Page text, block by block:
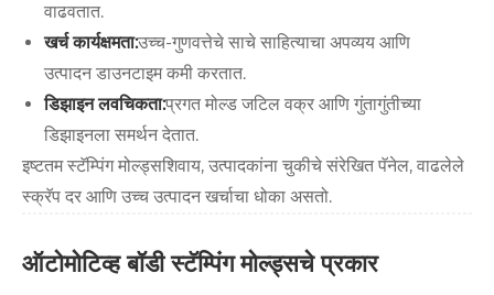
वाढवतात.
खर्च कार्यक्षमता:उच्च-गुणवत्तेचे साचे साहित्याचा अपव्यय आणि
उत्पादन डाउनटाइम कमी करतात.
डिझाइन लवचिकता:प्रगत मोल्ड जटिल वक्र आणि गुंतागुंतीच्या
डिझाइनला समर्थन देतात.
इष्टतम स्टॅम्पिंग मोल्ड्सशिवाय, उत्पादकांना चुकीचे संरेखित पॅनेल, वाढलेले
स्क्रॅप दर आणि उच्च उत्पादन खर्चाचा धोका असतो.
ऑटोमोटिव्ह बॉडी स्टॅम्पिंग मोल्ड्सचे प्रकार